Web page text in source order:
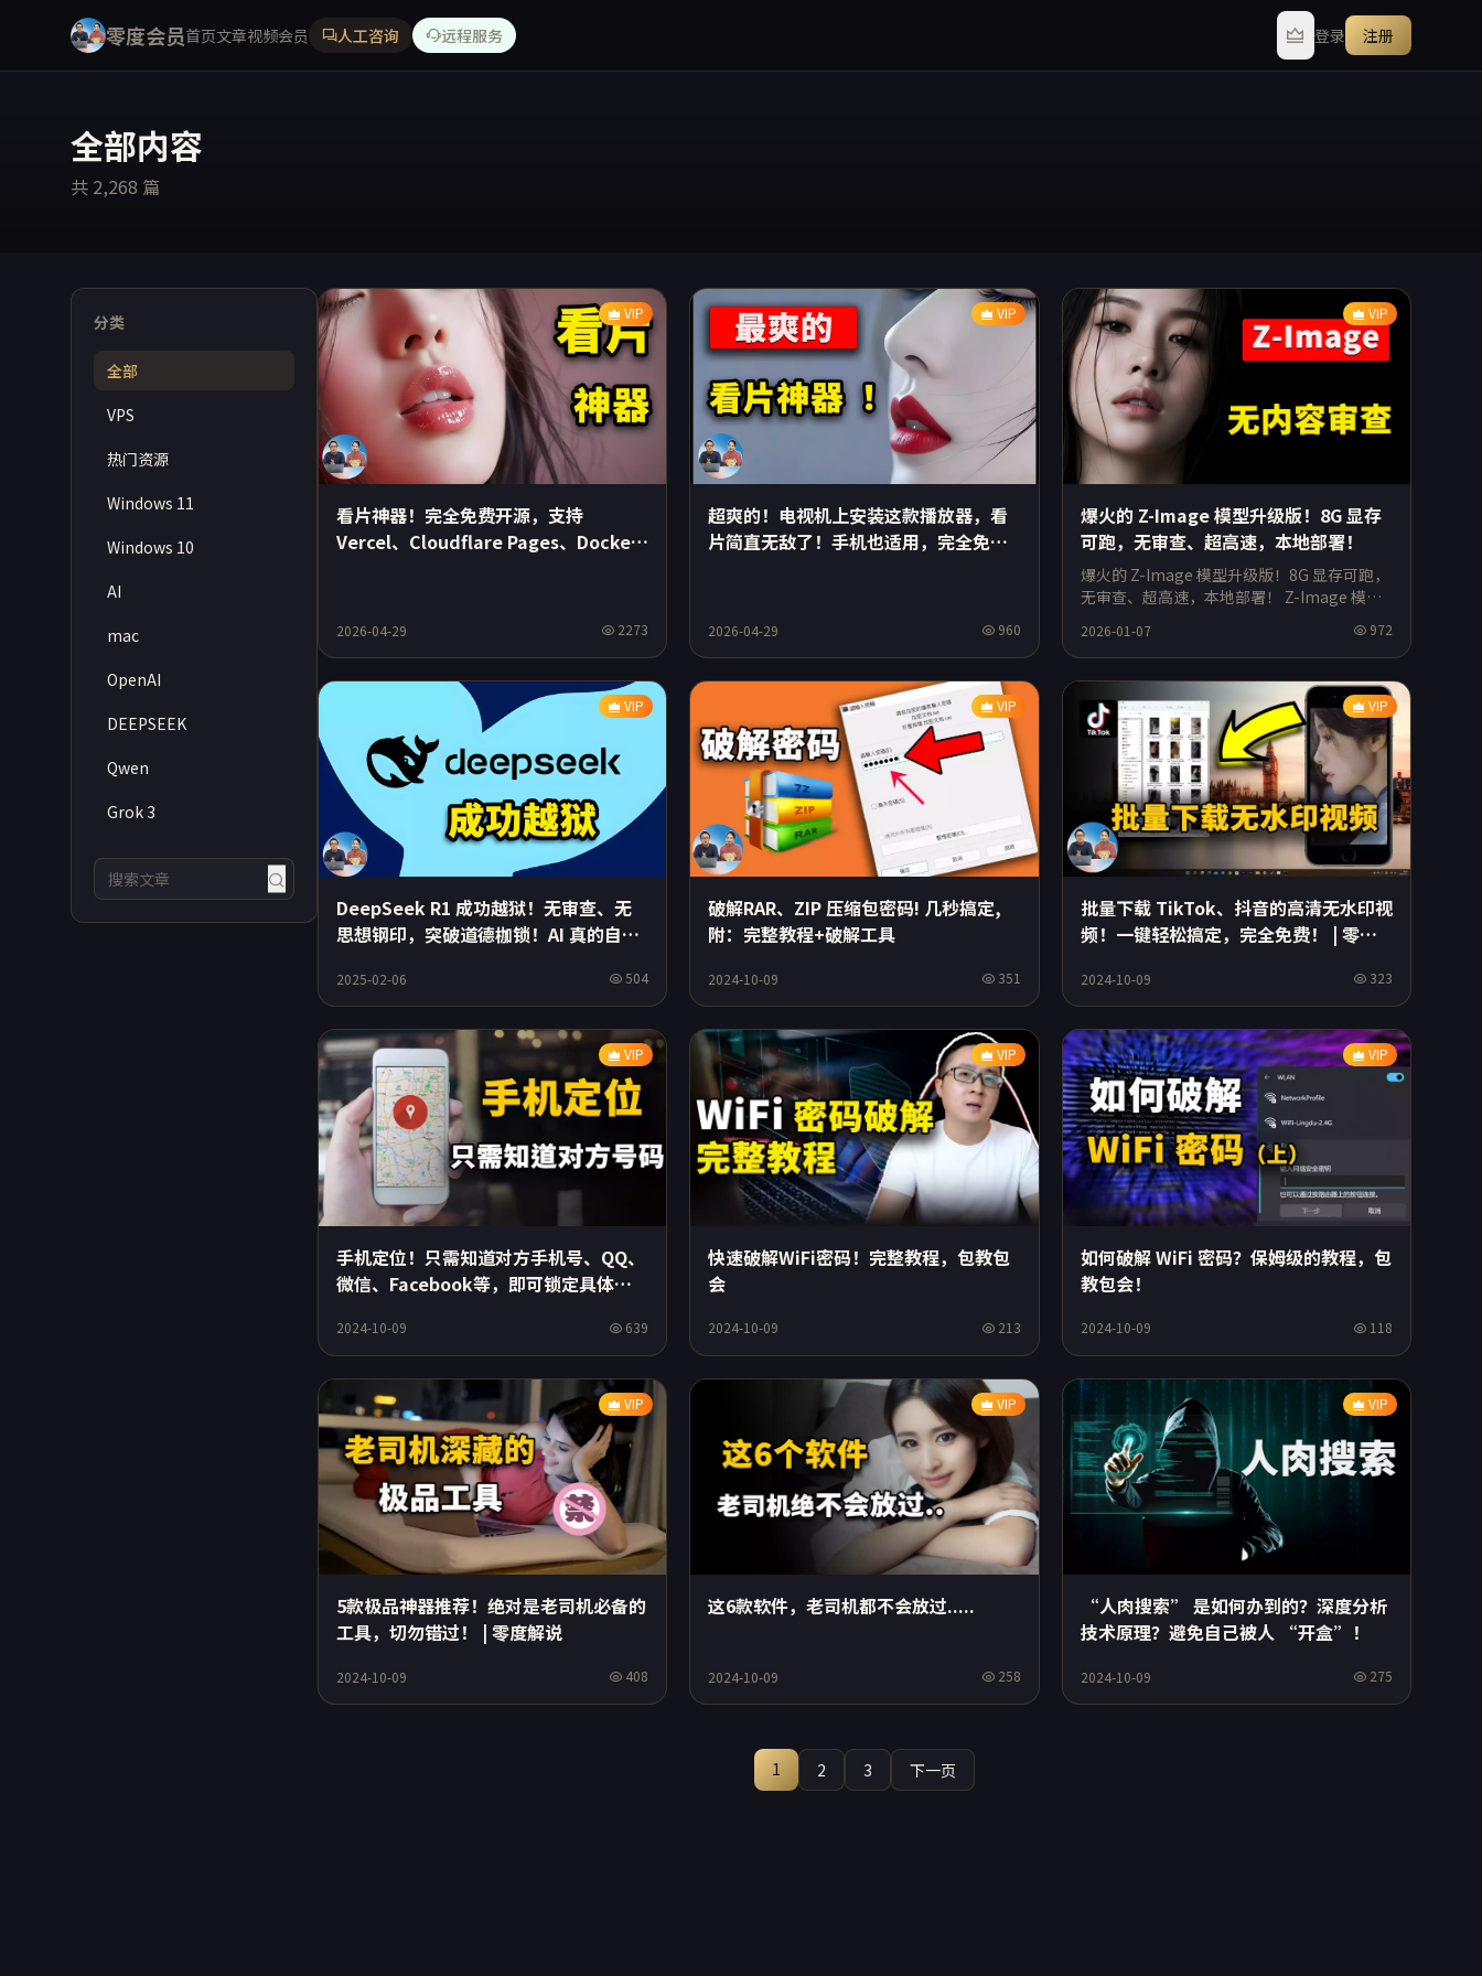
零度会员首页文章视频会员 人工咨询 远程服务 登录 注册
全部内容
共 2,268 篇
分类
全部
VPS
热门资源
Windows 11
Windows 10
AI
mac
OpenAI
DEEPSEEK
Qwen
Grok 3
VIP
看片神器！完全免费开源，支持
Vercel、Cloudflare Pages、Docker
2026-04-29 2273
VIP
超爽的！电视机上安装这款播放器，看
片简直无敌了！手机也适用，完全免费
2026-04-29 960
VIP
爆火的 Z-Image 模型升级版！8G 显存
可跑，无审查、超高速，本地部署！
爆火的 Z-Image 模型升级版！8G 显存可跑，
无审查、超高速，本地部署！ Z-Image 模型
2026-01-07 972
VIP
DeepSeek R1 成功越狱！无审查、无
思想钢印，突破道德枷锁！AI 真的自由
2025-02-06 504
VIP
破解RAR、ZIP 压缩包密码! 几秒搞定,
附：完整教程+破解工具
2024-10-09 351
VIP
批量下载 TikTok、抖音的高清无水印视
频！一键轻松搞定，完全免费！ | 零度
2024-10-09 323
VIP
手机定位！只需知道对方手机号、QQ、
微信、Facebook等，即可锁定具体位
2024-10-09 639
VIP
快速破解WiFi密码！完整教程，包教包
会
2024-10-09 213
VIP
如何破解 WiFi 密码？保姆级的教程，包
教包会！
2024-10-09 118
VIP
5款极品神器推荐！绝对是老司机必备的
工具，切勿错过！ | 零度解说
2024-10-09 408
VIP
这6款软件，老司机都不会放过.....
2024-10-09 258
VIP
“人肉搜索” 是如何办到的？深度分析
技术原理？避免自己被人 “开盒”！
2024-10-09 275
1 2 3 下一页